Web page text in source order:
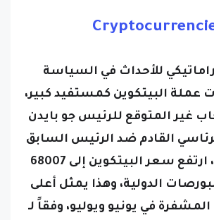
للأحداث في السياسة
عملة البيتكوين كمستفيد كبير،
غير المتوقع للرئيس جو بايدن
القادم ضد الرئيس السابق
دونالد ترامب، ارتفع سعر البيتكوين إلى 68007
الدولية، وهذا يمثل أعلى
في يونيو ويوليو، وفقاً لـ